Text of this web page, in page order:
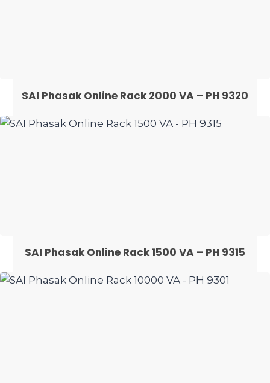
SAI Phasak Online Rack 2000 VA – PH 9320
SAI Phasak Online Rack 1500 VA – PH 9315